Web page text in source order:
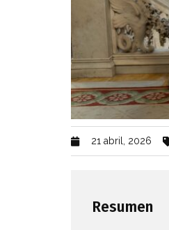
21 abril, 2026
Resumen